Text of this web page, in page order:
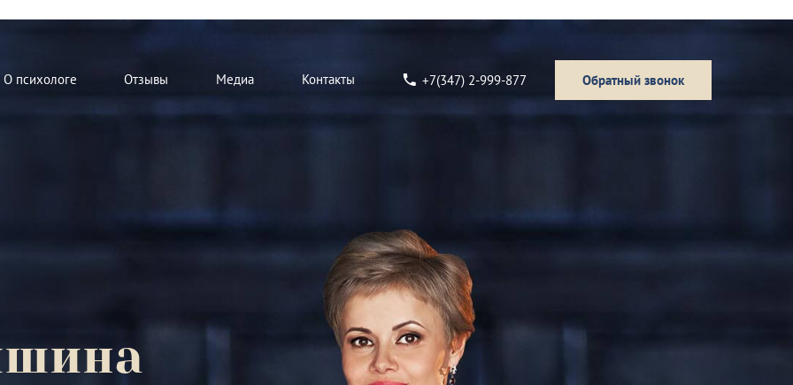
О психологе Отзывы Медиа Контакты +7(347) 2-999-877 Обратный звонок